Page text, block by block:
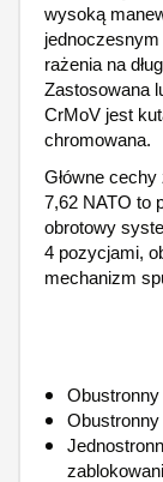
wysoką
jednoczesnym
rażenia na
Zastosowana
CrMoV jest
chromowana.
Główne
7,62 NATO to
obrotowy
4 pozycjami,
mechanizm
Obustronny